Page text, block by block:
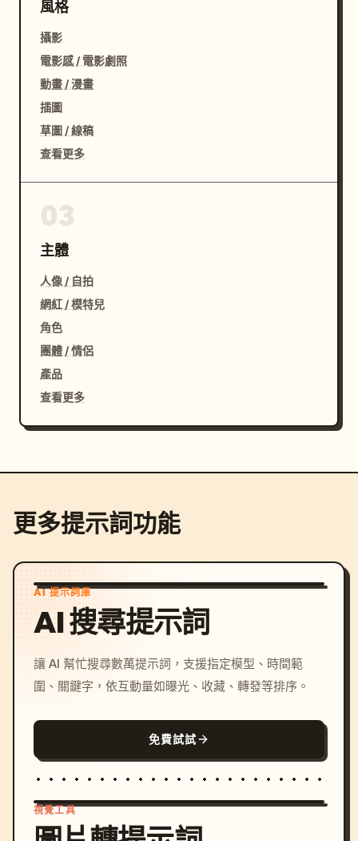
風格
攝影
電影感 / 電影劇照
動畫 / 漫畫
插圖
草圖 / 線稿
查看更多
主體
人像 / 自拍
網紅 / 模特兒
角色
團體 / 情侶
產品
查看更多
更多提示詞功能
AI 提示詞庫
AI 搜尋提示詞
讓 AI 幫忙搜尋數萬提示詞，支援指定模型、時間範
圍、關鍵字，依互動量如曝光、收藏、轉發等排序。
免費試試
視覺工具